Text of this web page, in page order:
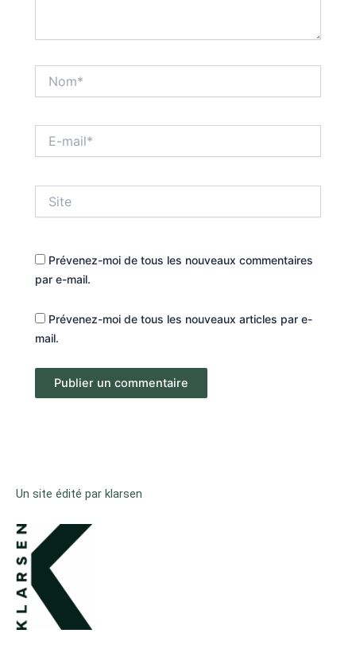
mail*
Prévenez-moi de tous les nouveaux commentaires
par e-mail.
Prévenez-moi de tous les nouveaux articles par e-
mail.
Un site édité par klarsen